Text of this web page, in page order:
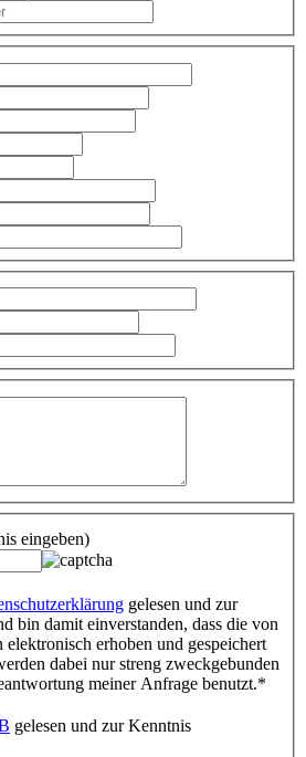
eingeben)
gelesen und zur
bin damit einverstanden, dass die von
elektronisch erhoben und gespeichert
dabei nur streng zweckgebunden
meiner Anfrage benutzt.*
gelesen und zur Kenntnis